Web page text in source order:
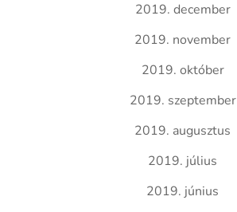
2019. december
2019. november
2019. október
2019. szeptember
2019. augusztus
2019. július
2019. június